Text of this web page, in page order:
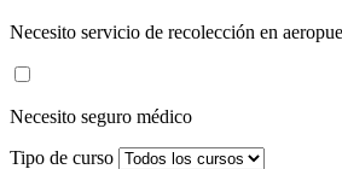
Necesito servicio de recolección en
Necesito seguro médico
Tipo de curso